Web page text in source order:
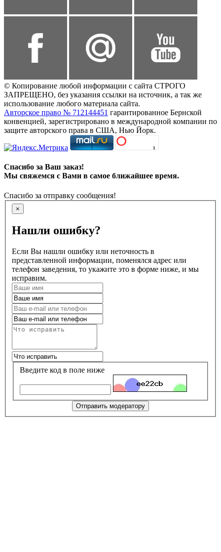
© Копирование любой информации с сайта СТРОГО
ЗАПРЕЩЕНО, без указания ссылки на источник, а так же
использование любого материала сайта.
Авторское право № 712144451 гарантированное Бернской
конвенцией, зарегистрировано в международной компании по
защите авторского права в США, Нью Йорк.
Спасибо за Ваш заказ!
Мы свяжемся с Вами в самое ближайшее время.
Спасибо за отправку сообщения!
×
Нашли ошибку?
Если Вы нашли ошибку или неточность в
представленной информации, поменялся адрес или
телефон заведения, то укажите это в форме ниже, и мы
исправим.
Введите код в поле ниже
Отправить модератору